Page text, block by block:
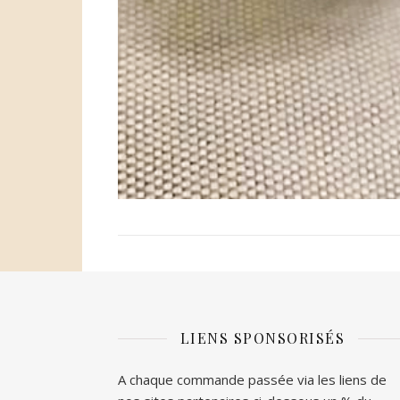
LIENS SPONSORISÉS
A chaque commande passée via les liens de